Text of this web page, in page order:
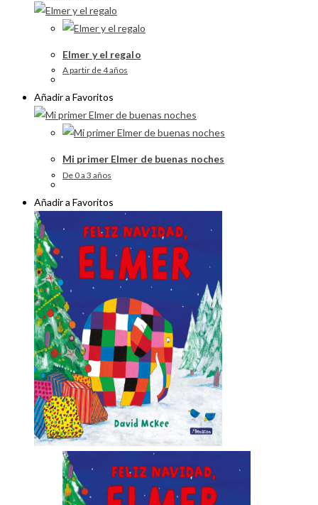
Elmer y el regalo
A partir de 4 años
Añadir a Favoritos
Mi primer Elmer de buenas noches
De 0 a 3 años
Añadir a Favoritos